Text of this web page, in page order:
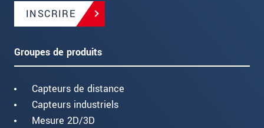
INSCRIRE
Groupes de produits
Capteurs de distance
Capteurs industriels
Mesure 2D/3D